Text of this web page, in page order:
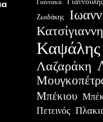
Γιαννακά Γιαννούλης
Ζωιδάκης
Κατσίγιαννη
Καψάλης
Λαζαράκη
Μπέκιου
Πετεινός